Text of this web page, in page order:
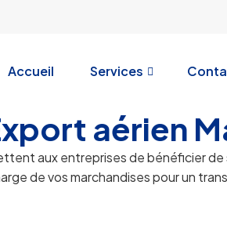
Accueil Services
aérien
aux entreprises de bénéficier
de vos marchandises pour un